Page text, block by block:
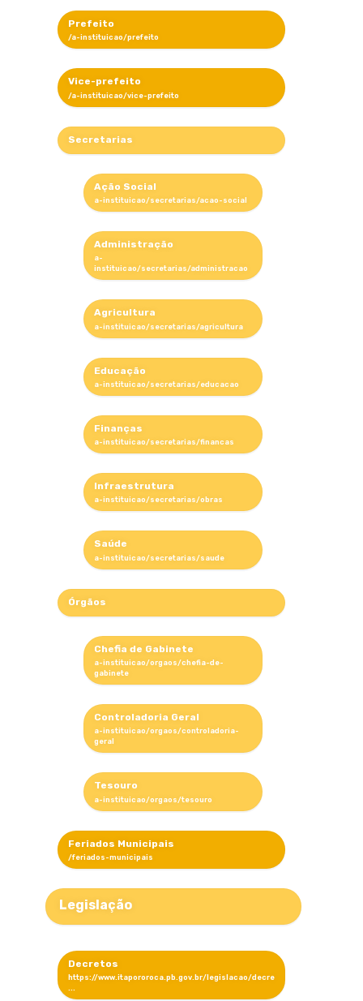
Prefeito
Vice-prefeito
Secretarias
Ação Social
Administração
Agricultura
Educação
Finanças
Infraestrutura
Saúde
Órgãos
Chefia de Gabinete
Controladoria Geral
Tesouro
Feriados Municipais
Legislação
Decretos